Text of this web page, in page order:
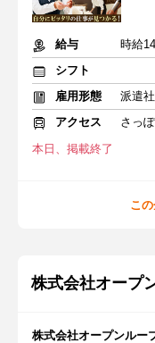
給与
時給
シフト
雇用形態
派遣
アクセス
さっ
本日、掲載終了
こ
株式会社オープ
株式会社オープンルー